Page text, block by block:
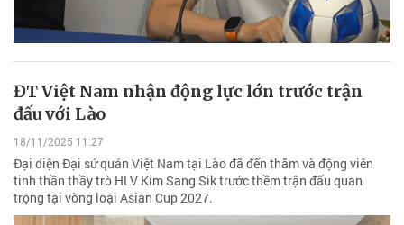
ĐT Việt Nam nhận động lực lớn trước trận
đấu với Lào
18/11/2025 11:27
Đại diện Đại sứ quán Việt Nam tại Lào đã đến thăm và động viên
tinh thần thầy trò HLV Kim Sang Sik trước thềm trận đấu quan
trọng tại vòng loại Asian Cup 2027.